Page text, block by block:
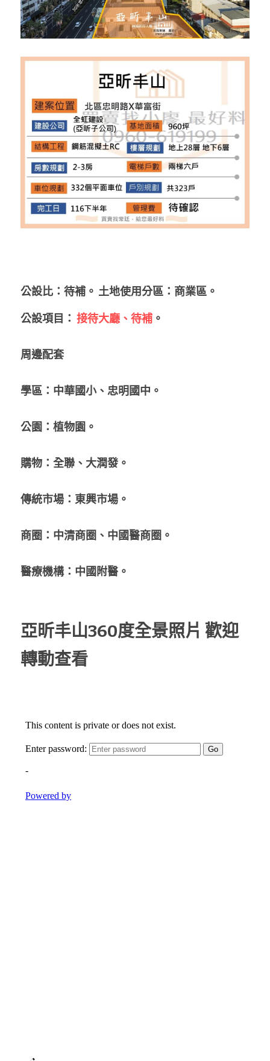
公設比：待補。 土地使用分區：商業區。
公設項目： 接待大廳、待補 。
周邊配套
學區：中華國小、忠明國中。
公園：植物園。
購物：全聯、大潤發。
傳統市場：東興市場。
商圈：中清商圈、中國醫商圈。
醫療機構：中國附醫。
亞昕丰山360度全景照片 歡迎
轉動查看